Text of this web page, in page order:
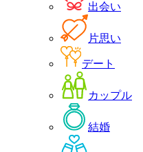
出会い
片思い
デート
カップル
結婚